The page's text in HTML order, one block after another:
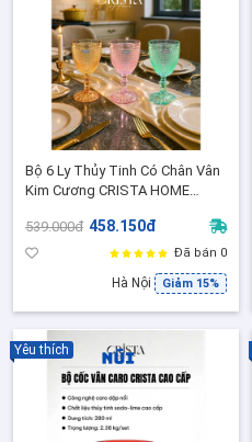
Bộ 6 Ly Thủy Tinh Có Chân Vân
Kim Cương CRISTA HOME
Pastel, Chính Hãng 60222-MIX
539.000đ 458.150đ
Đã bán 0
Hà Nội Giảm 15%
Yêu thích